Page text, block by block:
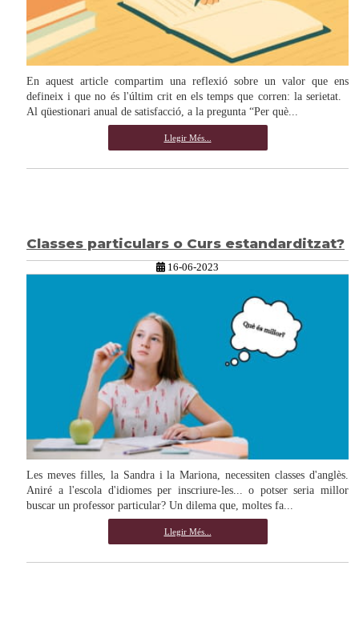
En aquest article compartim una reflexió sobre un valor que ens
defineix i que no és l'últim crit en els temps que corren: la serietat.
Al qüestionari anual de satisfacció, a la pregunta “Per què...
Llegir Més...
Classes particulars o Curs estandarditzat?
16-06-2023
Les meves filles, la Sandra i la Mariona, necessiten classes d'anglès.
Aniré a l'escola d'idiomes per inscriure-les... o potser seria millor
buscar un professor particular? Un dilema que, moltes fa...
Llegir Més...